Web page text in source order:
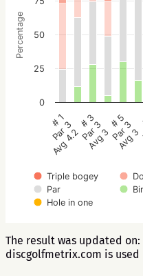
Percentage
Triple bogey
Par
Hole in one
# 1
Par 3
Avg 4.2
# 3
Par 3
Avg 3
# 5
Par 3
Avg 3
0
25
50
The result was updated on:
discgolfmetrix.com is used